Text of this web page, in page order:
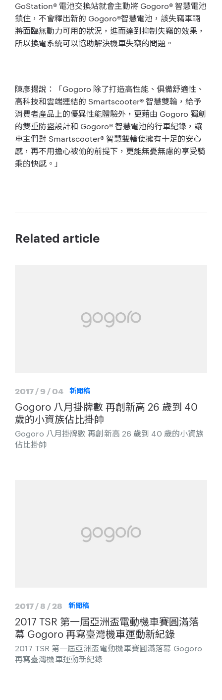
GoStation® 電池交換站就會主動將 Gogoro®智慧電池
鎖住，不會釋出新的 Gogoro®智慧電池， 該失竊車輛
將面臨無動力可用的狀況，進而達到抑制失竊的效果，
所以換電系統可以協助解決機車失竊的問題。
陳彥揚說：「Gogoro 除了打造高性能、俱備舒適性、
高科技和雲端連結的 Smartscooter®智慧雙輪， 給予
消費者產品上的優異性能體驗外，更藉由 Gogoro 獨創
的雙重防盜設計和 Gogoro®智慧電池的行車紀錄， 讓
車主們對 Smartscooter®智慧雙輪使擁有十足的安心
感，再不用擔心被偷的前提下，更能無憂無慮的享受騎
乘的快感。 」
Related article
2017 / 9 / 04 新聞稿
Gogoro 八月掛牌數 再創新高 26 歲到 40
歲的小資族佔比掛帥
Gogoro 八月掛牌數 再創新高 26 歲到 40 歲的小資族
佔比掛帥
2017 / 8 / 28 新聞稿
2017 TSR 第一屆亞洲盃電動機車賽圓滿落
幕 Gogoro 再寫臺灣機車運動新紀錄
2017 TSR 第一屆亞洲盃電動機車賽圓滿落幕 Gogoro
再寫臺灣機車運動新紀錄